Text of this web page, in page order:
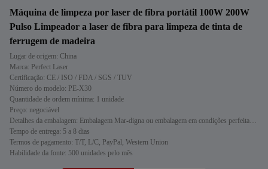
Máquina de limpeza por laser de fibra portátil 100W 200W
Pulso Limpeador a laser de fibra para limpeza de tinta de
ferrugem de madeira
Lugar de origem: China
Marca: Perfect Laser
Certificação: CE / ISO / FDA / SGS / TUV
Número do modelo: PE-X30
Quantidade de ordem mínima: 1 unidade
Preço: negociável
Detalhes da embalagem: Embalagem Mar-digna ou embalagem em condições perfeitas de navegação
Tempo de entrega: 5 a 8 dias
Termos de pagamento: T/T, L/C, PayPal, Western Union
Habilidade da fonte: 500 unidades pelo mês